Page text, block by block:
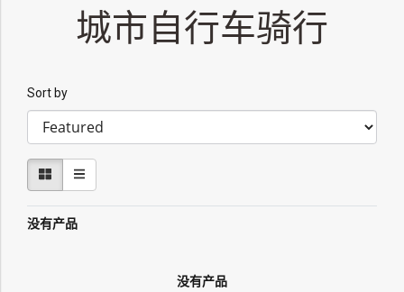
城市自行车骑行
Sort by
没有产品
没有产品